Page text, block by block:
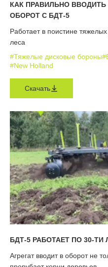
КАК ПРАВИЛЬНО
ОБОРОТ С БДТ-5
Работает в поистине
леса
#Тяжелые дисковые бороны
#New Holland
Скачать
БДТ-5 РАБОТАЕТ ПО 30-
Агрегат вводит в оборот не